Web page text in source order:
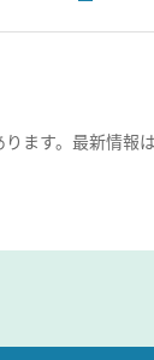
ます。最新情報